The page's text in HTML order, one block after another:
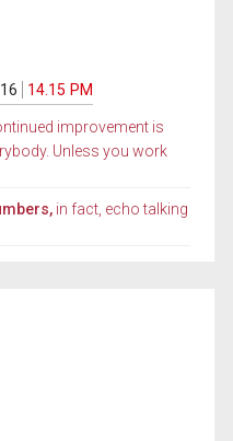
14.15 PM
improvement is
Unless you work
in fact, echo talking